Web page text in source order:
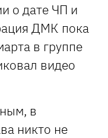
о дате ЧП и
ДМК пока
в группе
видео
в
никто не